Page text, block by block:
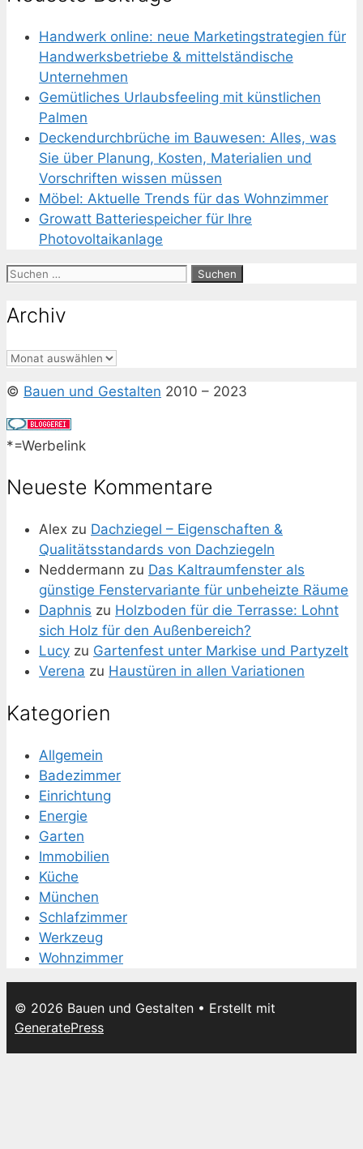
Handwerk online: neue Marketingstrategien für
Handwerksbetriebe & mittelständische
Unternehmen
Gemütliches Urlaubsfeeling mit künstlichen
Palmen
Deckendurchbrüche im Bauwesen: Alles, was
Sie über Planung, Kosten, Materialien und
Vorschriften wissen müssen
Möbel: Aktuelle Trends für das Wohnzimmer
Growatt Batteriespeicher für Ihre
Photovoltaikanlage
Suchen
Archiv
Archiv
© Bauen und Gestalten 2010 – 2023
*=Werbelink
Neueste Kommentare
Alex zu Dachziegel – Eigenschaften &
Qualitätsstandards von Dachziegeln
Neddermann zu Das Kaltraumfenster als
günstige Fenstervariante für unbeheizte Räume
Daphnis zu Holzboden für die Terrasse: Lohnt
sich Holz für den Außenbereich?
Lucy zu Gartenfest unter Markise und Partyzelt
Verena zu Haustüren in allen Variationen
Kategorien
Allgemein
Badezimmer
Einrichtung
Energie
Garten
Immobilien
Küche
München
Schlafzimmer
Werkzeug
Wohnzimmer
© 2026 Bauen und Gestalten • Erstellt mit
GeneratePress